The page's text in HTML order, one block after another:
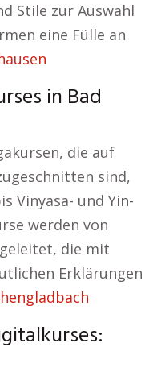
Stile zur Auswahl
eine Fülle an
in Bad
die auf
sind,
Vinyasa- und Yin-
werden von
die mit
Erklärungen